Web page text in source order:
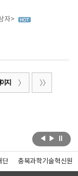
자>
지
단 충북과학기술혁신원